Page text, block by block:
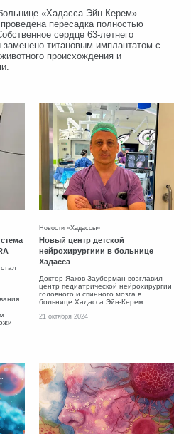
«Хадасса Эйн Керем»
пересадка полностью
сердце 63-летнего
титановым имплантатом с
происхождения и
Новости «Хадассы»
Новый центр детской
нейрохирургиии в больнице
Хадасса
Доктор Яаков Зауберман возглавил
центр педиатрической нейрохирургии
головного и спинного мозга в
больнице Хадасса Эйн-Керем.
21 октября 2024